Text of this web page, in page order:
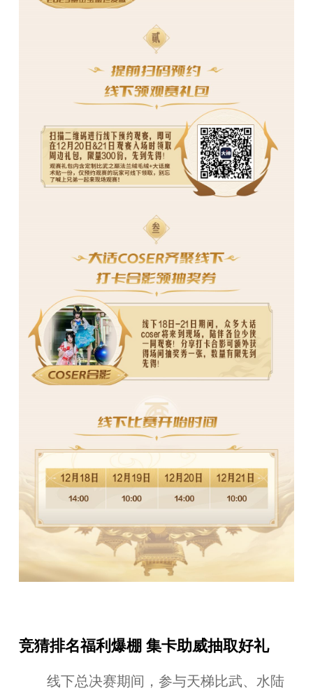
竞猜排名福利爆棚 集卡助威抽取好礼
线下总决赛期间，参与天梯比武、水陆